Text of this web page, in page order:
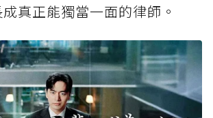
真正能獨當一面的律師。